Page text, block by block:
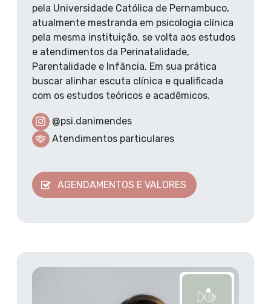
pela Universidade Católica de Pernambuco,
atualmente mestranda em psicologia clínica
pela mesma instituição, se volta aos estudos
e atendimentos da Perinatalidade,
Parentalidade e Infância. Em sua prática
buscar alinhar escuta clínica e qualificada
com os estudos teóricos e acadêmicos.
@psi.danimendes
Atendimentos particulares
AGENDAMENTOS E VALORES